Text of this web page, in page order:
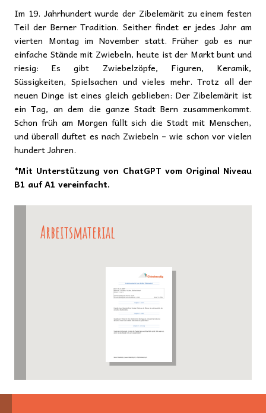
Im 19. Jahrhundert wurde der Zibelemärit zu einem festen
Teil der Berner Tradition. Seither findet er jedes Jahr am
vierten Montag im November statt. Früher gab es nur
einfache Stände mit Zwiebeln, heute ist der Markt bunt und
riesig: Es gibt Zwiebelzöpfe, Figuren, Keramik,
Süssigkeiten, Spielsachen und vieles mehr. Trotz all der
neuen Dinge ist eines gleich geblieben: Der Zibelemärit ist
ein Tag, an dem die ganze Stadt Bern zusammenkommt.
Schon früh am Morgen füllt sich die Stadt mit Menschen,
und überall duftet es nach Zwiebeln – wie schon vor vielen
hundert Jahren.
*Mit Unterstützung von ChatGPT vom Original Niveau
B1 auf A1 vereinfacht.
Arbeitsmaterial